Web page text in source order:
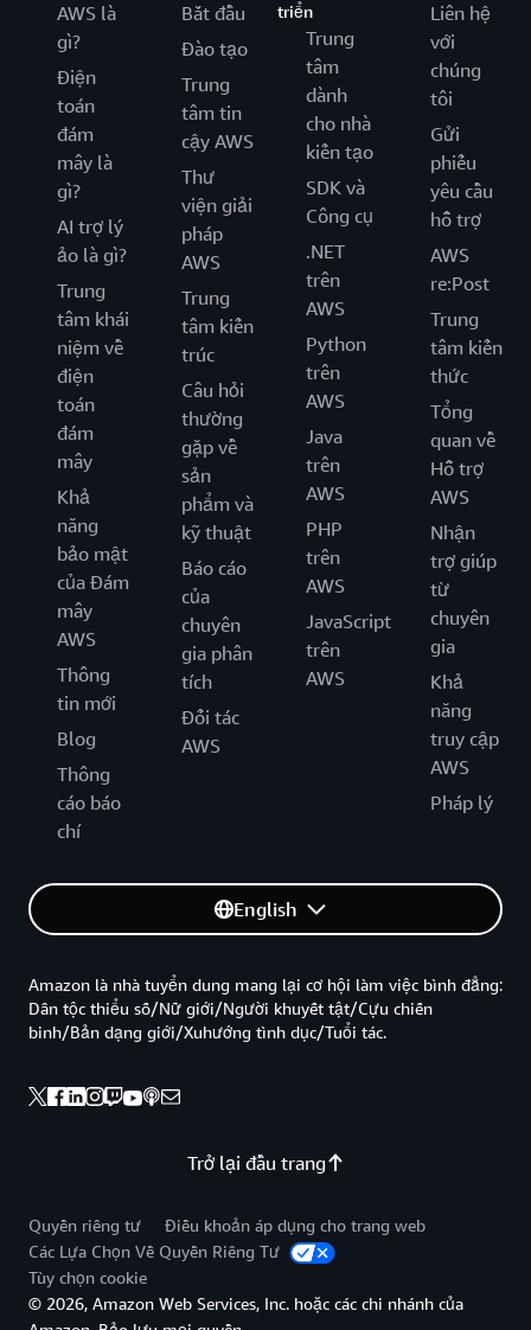
AWS là
gì?
Điện
toán
đám
mây là
gì?
AI trợ lý
ảo là gì?
Trung
tâm khái
niệm về
điện
toán
đám
mây
Khả
năng
bảo mật
của Đám
mây
AWS
Thông
tin mới
Blog
Thông
cáo báo
chí
Bắt đầu
Đào tạo
Trung
tâm tin
cậy AWS
Thư
viện giải
pháp
AWS
Trung
tâm kiến
trúc
Câu hỏi
thường
gặp về
sản
phẩm và
kỹ thuật
Báo cáo
của
chuyên
gia phân
tích
Đối tác
AWS
triển
Trung
tâm
dành
cho nhà
kiến tạo
SDK và
Công cụ
.NET
trên
AWS
Python
trên
AWS
Java
trên
AWS
PHP
trên
AWS
JavaScript
trên
AWS
Liên hệ
với
chúng
tôi
Gửi
phiếu
yêu cầu
hỗ trợ
AWS
re:Post
Trung
tâm kiến
thức
Tổng
quan về
Hỗ trợ
AWS
Nhận
trợ giúp
từ
chuyên
gia
Khả
năng
truy cập
AWS
Pháp lý
English
Trở lại đầu trang
Amazon là nhà tuyển dung mang lại cơ hội làm việc bình đẳng:
Dân tộc thiểu số/Nữ giới/Người khuyết tật/Cựu chiến
binh/Bản dạng giới/Xuhướng tình dục/Tuổi tác.
Quyền riêng tư
Điều khoản áp dụng cho trang web
Các Lựa Chọn Về Quyền Riêng Tư
Tùy chọn cookie
© 2026, Amazon Web Services, Inc. hoặc các chi nhánh của